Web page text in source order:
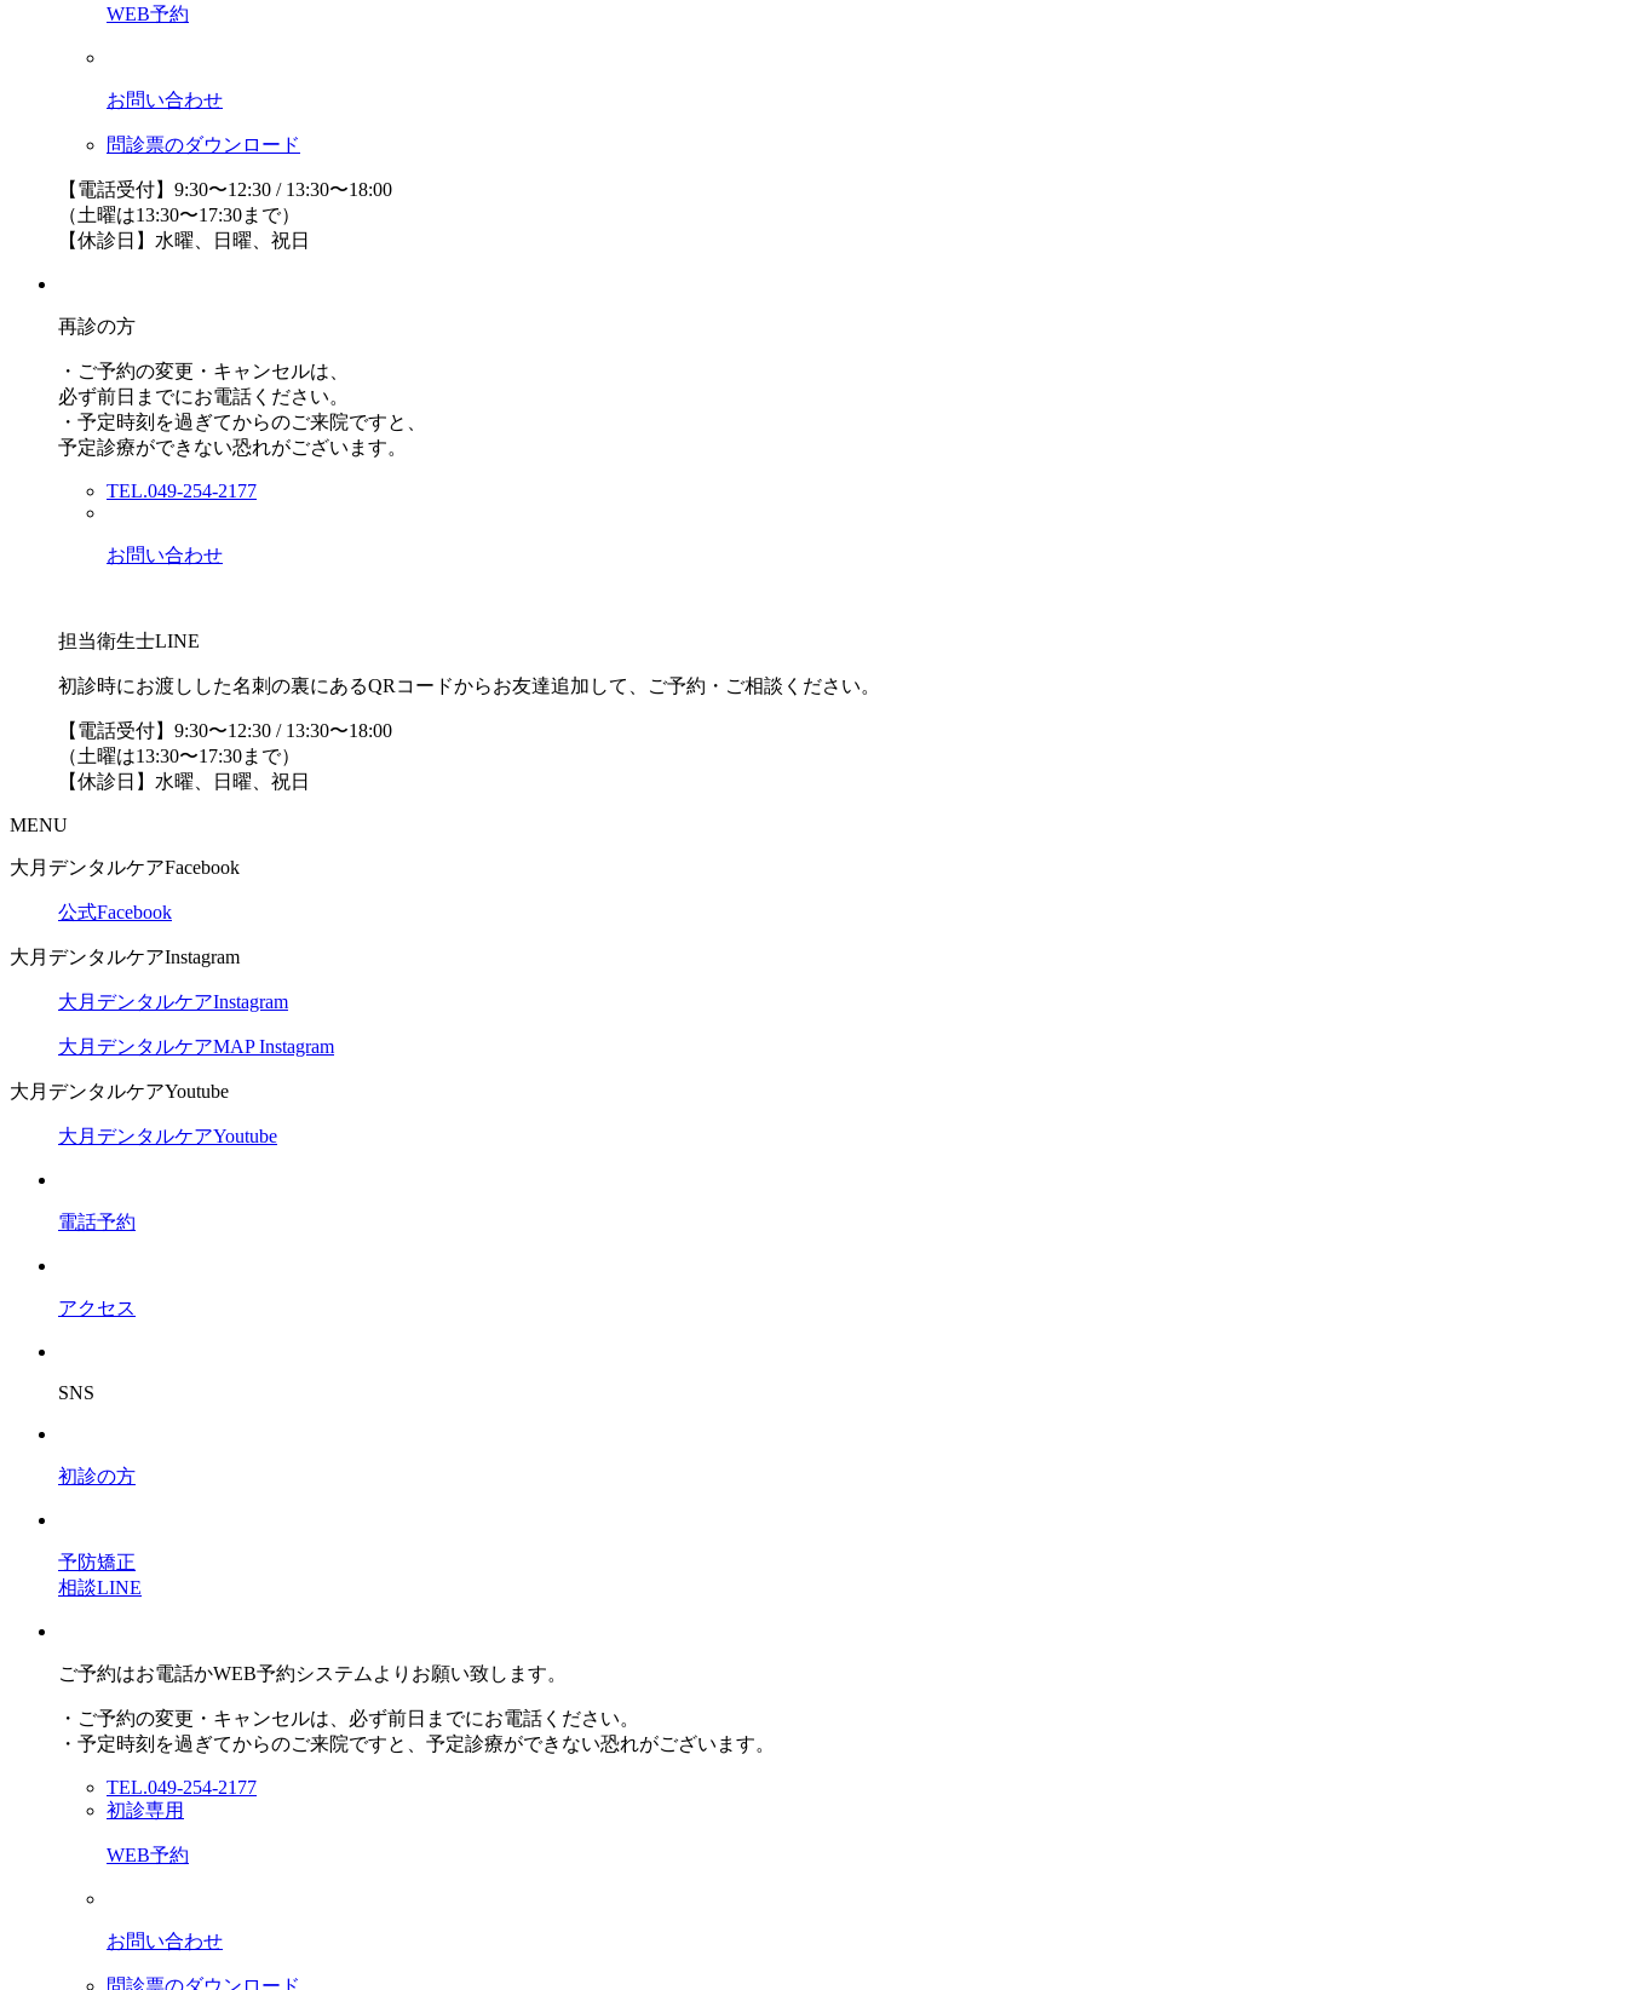
WEB予約
お問い合わせ
問診票のダウンロード
【電話受付】9:30〜12:30 / 13:30〜18:00
（土曜は13:30〜17:30まで）
【休診日】水曜、日曜、祝日
再診の方
・ご予約の変更・キャンセルは、
必ず前日までにお電話ください。
・予定時刻を過ぎてからのご来院ですと、
予定診療ができない恐れがございます。
TEL.049-254-2177
お問い合わせ
担当衛生士LINE
初診時にお渡しした名刺の裏にあるQRコードからお友達追加して、ご予約・ご相談ください。
【電話受付】9:30〜12:30 / 13:30〜18:00
（土曜は13:30〜17:30まで）
【休診日】水曜、日曜、祝日
MENU
大月デンタルケアFacebook
公式Facebook
大月デンタルケアInstagram
大月デンタルケアInstagram
大月デンタルケアMAP Instagram
大月デンタルケアYoutube
大月デンタルケアYoutube
電話予約
アクセス
SNS
初診の方
予防矯正
相談LINE
ご予約はお電話かWEB予約システムよりお願い致します。
・ご予約の変更・キャンセルは、必ず前日までにお電話ください。
・予定時刻を過ぎてからのご来院ですと、予定診療ができない恐れがございます。
TEL.049-254-2177
初診専用
WEB予約
お問い合わせ
問診票のダウンロード